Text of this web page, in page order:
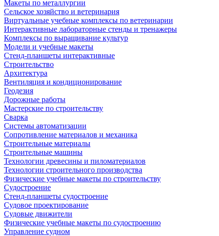
Макеты по металлургии
Сельское хозяйство и ветеринария
Виртуальные учебные комплексы по ветеринарии
Интерактивные лабораторные стенды и тренажеры
Комплексы по выращивание культур
Модели и учебные макеты
Стенд-планшеты интерактивные
Строительство
Архитектура
Вентиляция и кондиционирование
Геодезия
Дорожные работы
Мастерские по строительству
Сварка
Системы автоматизации
Сопротивление материалов и механика
Строительные материалы
Строительные машины
Технологии древесины и пиломатериалов
Технологии строительного производства
Физические учебные макеты по строительству
Судостроение
Стенд-планшеты судостроение
Судовое проектирование
Судовые движители
Физические учебные макеты по судостроению
Управление судном